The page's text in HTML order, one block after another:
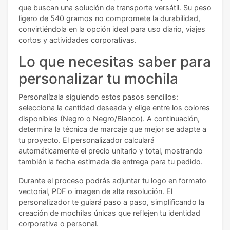
que buscan una solución de transporte versátil. Su peso
ligero de 540 gramos no compromete la durabilidad,
convirtiéndola en la opción ideal para uso diario, viajes
cortos y actividades corporativas.
Lo que necesitas saber para
personalizar tu mochila
Personalízala siguiendo estos pasos sencillos:
selecciona la cantidad deseada y elige entre los colores
disponibles (Negro o Negro/Blanco). A continuación,
determina la técnica de marcaje que mejor se adapte a
tu proyecto. El personalizador calculará
automáticamente el precio unitario y total, mostrando
también la fecha estimada de entrega para tu pedido.
Durante el proceso podrás adjuntar tu logo en formato
vectorial, PDF o imagen de alta resolución. El
personalizador te guiará paso a paso, simplificando la
creación de mochilas únicas que reflejen tu identidad
corporativa o personal.